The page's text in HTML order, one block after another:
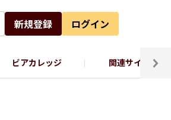
新規登録 ログイン
ビアカレッジ 関連サイト